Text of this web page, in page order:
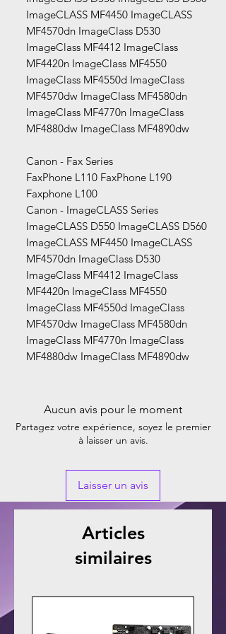
ImageCLASS MF4450 ImageCLASS
MF4570dn ImageClass D530
ImageClass MF4412 ImageClass
MF4420n ImageClass MF4550
ImageClass MF4550d ImageClass
MF4570dw ImageClass MF4580dn
ImageClass MF4770n ImageClass
MF4880dw ImageClass MF4890dw
Canon - Fax Series
FaxPhone L110 FaxPhone L190
Faxphone L100
Canon - ImageCLASS Series
ImageCLASS D550 ImageCLASS D560
ImageCLASS MF4450 ImageCLASS
MF4570dn ImageClass D530
ImageClass MF4412 ImageClass
MF4420n ImageClass MF4550
ImageClass MF4550d ImageClass
MF4570dw ImageClass MF4580dn
ImageClass MF4770n ImageClass
MF4880dw ImageClass MF4890dw
Aucun avis pour le moment
Partagez votre expérience, soyez le premier
à laisser un avis.
Laisser un avis
Articles
similaires